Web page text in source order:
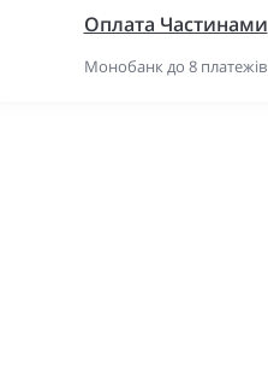
Оплата Частинами
Монобанк до 8 платежів